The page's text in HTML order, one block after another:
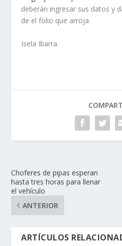
deberán ingresar sus datos y
de el folio que arroja.
Isela Ibarra
Choferes de pipas esperan
hasta tres horas para llenar
el vehículo
ANTERIOR
ARTÍCULOS